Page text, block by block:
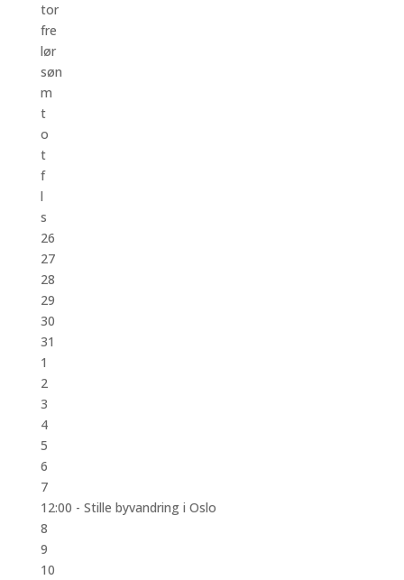
tor
fre
lør
søn
m
t
o
t
f
l
s
26
27
28
29
30
31
1
2
3
4
5
6
7
12:00 - Stille byvandring i Oslo
8
9
10